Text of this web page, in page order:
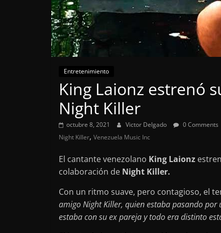
Entretenimiento
King Laionz estrenó
Night Killer
octubre 8, 2021 Victor Delgado 0 Comments
Night Killer, Venezuela Music Inc
El cantante venezolano King Laionz
colaboración de Night Killer.
Con un ritmo suave, pero contagioso, el
amigo Night Killer, quien estaba pasando por
estaba con su ex pareja y todo era distinto